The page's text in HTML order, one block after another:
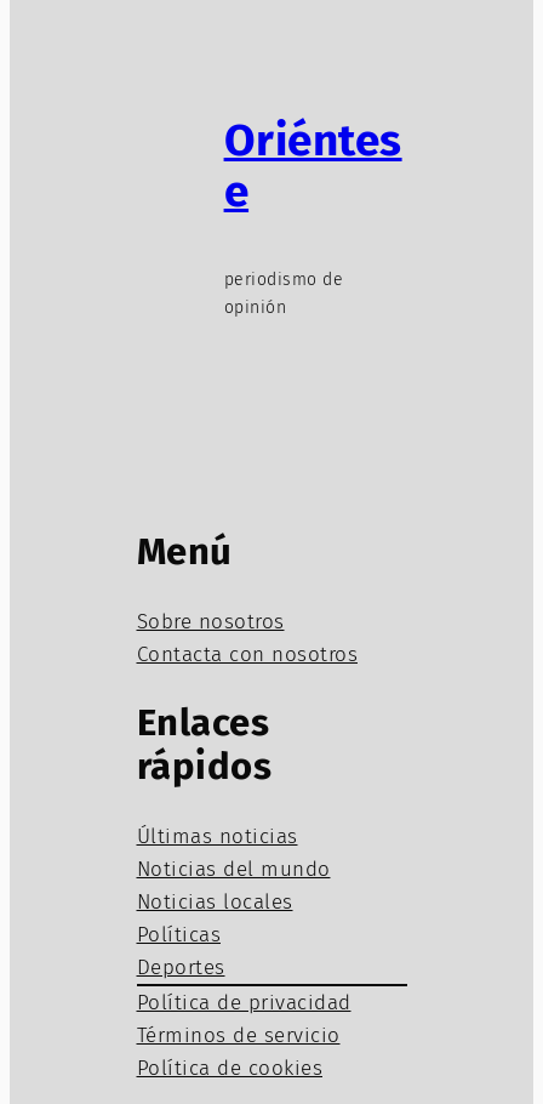
Oriéntes
e
periodismo de
opinión
Menú
Sobre nosotros
Contacta con nosotros
Enlaces
rápidos
Últimas noticias
Noticias del mundo
Noticias locales
Políticas
Deportes
Política de privacidad
Términos de servicio
Política de cookies